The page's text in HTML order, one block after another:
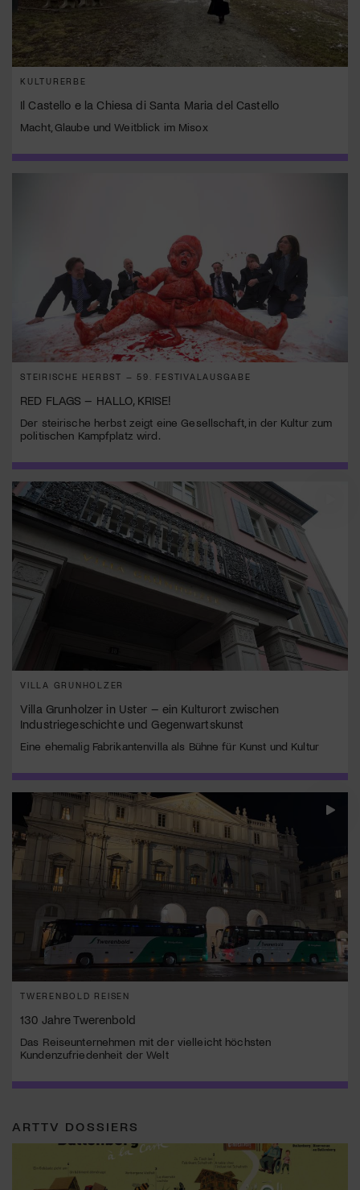
KULTURERBE
Il Castello e la Chiesa di Santa Maria del Castello
Macht, Glaube und Weitblick im Misox
STEIRISCHE HERBST – 59. FESTIVALAUSGABE
RED FLAGS – HALLO, KRISE!
Der steirische herbst zeigt eine Gesellschaft, in der Kultur zum
politischen Kampfplatz wird.
VILLA GRUNHOLZER
Villa Grunholzer in Uster – ein Kulturort zwischen
Industriegeschichte und Gegenwartskunst
Eine ehemalig Fabrikantenvilla als Bühne für Kunst und Kultur
TWERENBOLD REISEN
130 Jahre Twerenbold
Das Reiseunternehmen mit der vielleicht höchsten
Kundenzufriedenheit der Welt
ARTTV DOSSIERS